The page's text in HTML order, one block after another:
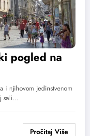
pogled na
i njihovom jedinstvenom
sali…